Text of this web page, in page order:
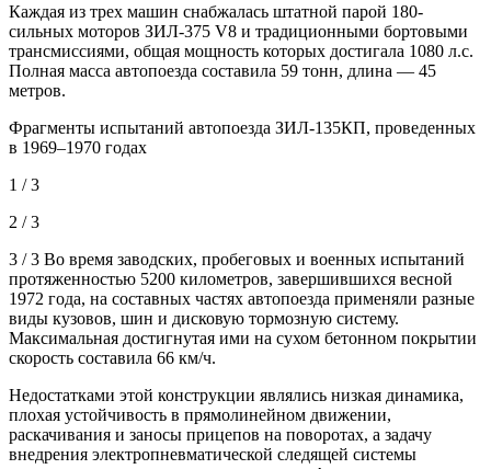
Каждая из трех машин снабжалась штатной парой 180-
сильных моторов ЗИЛ-375 V8 и традиционными бортовыми
трансмиссиями, общая мощность которых достигала 1080 л.с.
Полная масса автопоезда составила 59 тонн, длина — 45
метров.
Фрагменты испытаний автопоезда ЗИЛ-135КП, проведенных
в 1969–1970 годах
1 / 3
2 / 3
3 / 3 Во время заводских, пробеговых и военных испытаний
протяженностью 5200 километров, завершившихся весной
1972 года, на составных частях автопоезда применяли разные
виды кузовов, шин и дисковую тормозную систему.
Максимальная достигнутая ими на сухом бетонном покрытии
скорость составила 66 км/ч.
Недостатками этой конструкции являлись низкая динамика,
плохая устойчивость в прямолинейном движении,
раскачивания и заносы прицепов на поворотах, а задачу
внедрения электропневматической следящей системы